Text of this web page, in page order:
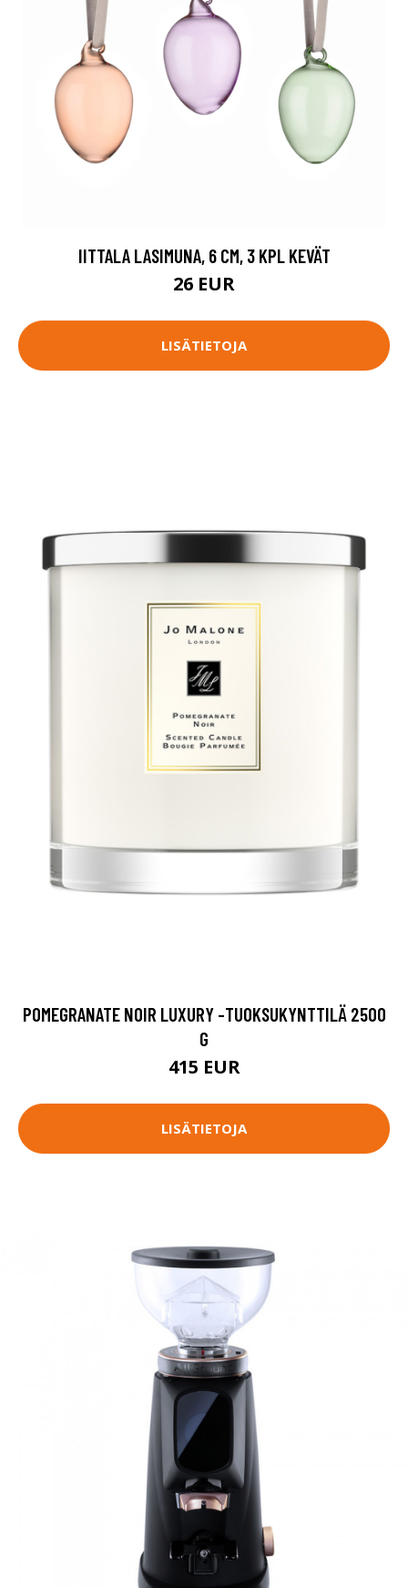
IITTALA LASIMUNA, 6 CM, 3 KPL KEVÄT
26 EUR
LISÄTIETOJA
POMEGRANATE NOIR LUXURY -TUOKSUKYNTTILÄ 2500
G
415 EUR
LISÄTIETOJA